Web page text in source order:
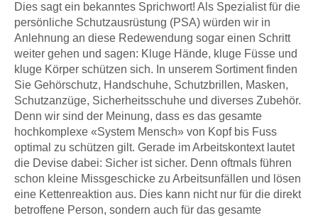
Dies sagt ein bekanntes Sprichwort! Als Spezialist für die
persönliche Schutzausrüstung (PSA) würden wir in
Anlehnung an diese Redewendung sogar einen Schritt
weiter gehen und sagen: Kluge Hände, kluge Füsse und
kluge Körper schützen sich. In unserem Sortiment finden
Sie Gehörschutz, Handschuhe, Schutzbrillen, Masken,
Schutzanzüge, Sicherheitsschuhe und diverses Zubehör.
Denn wir sind der Meinung, dass es das gesamte
hochkomplexe «System Mensch» von Kopf bis Fuss
optimal zu schützen gilt. Gerade im Arbeitskontext lautet
die Devise dabei: Sicher ist sicher. Denn oftmals führen
schon kleine Missgeschicke zu Arbeitsunfällen und lösen
eine Kettenreaktion aus. Dies kann nicht nur für die direkt
betroffene Person, sondern auch für das gesamte